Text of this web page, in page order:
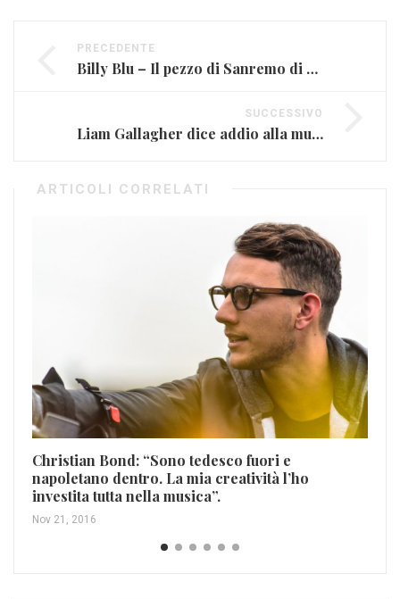
PRECEDENTE
Billy Blu – Il pezzo di Sanremo di Marco Sentieri
SUCCESSIVO
Liam Gallagher dice addio alla musica?
ARTICOLI CORRELATI
Christian Bond: “Sono tedesco fuori e
napoletano dentro. La mia creatività l’ho
investita tutta nella musica”.
Nov 21, 2016